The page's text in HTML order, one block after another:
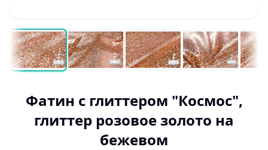
Фатин с глиттером "Космос",
глиттер розовое золото на
бежевом